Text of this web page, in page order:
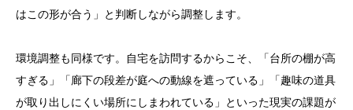
はこの形が合う」と判断しながら調整します。
環境調整も同様です。自宅を訪問するからこそ、「台所の棚が高
すぎる」「廊下の段差が庭への動線を遮っている」「趣味の道具
が取り出しにくい場所にしまわれている」といった現実の課題が